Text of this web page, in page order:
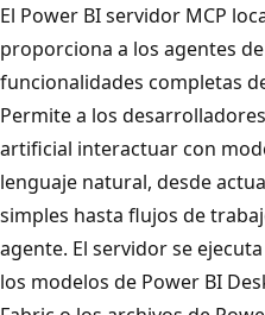
El Power BI servidor MCP
proporciona a los agentes
funcionalidades completas
Permite a los
artificial interactuar con
lenguaje natural, desde
simples hasta flujos de
agente. El servidor se
los modelos de Power BI